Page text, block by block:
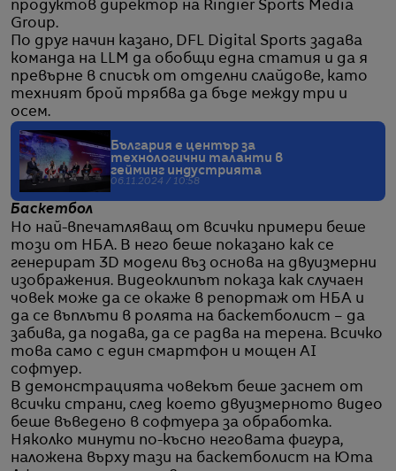
продуктов директор на Ringier Sports Media
Group.
По друг начин казано, DFL Digital Sports задава
команда на LLM да обобщи една статия и да я
превърне в списък от отделни слайдове, като
техният брой трябва да бъде между три и
осем.
България е център за
технологични таланти в
гейминг индустрията
06.11.2024 / 10:58
Баскетбол
Но най-впечатляващ от всички примери беше
този от НБА. В него беше показано как се
генерират 3D модели въз основа на двуизмерни
изображения. Видеоклипът показа как случаен
човек може да се окаже в репортаж от НБА и
да се въплъти в ролята на баскетболист – да
забива, да подава, да се радва на терена. Всичко
това само с един смартфон и мощен AI
софтуер.
В демонстрацията човекът беше заснет от
всички страни, след което двуизмерното видео
беше въведено в софтуера за обработка.
Няколко минути по-късно неговата фигура,
наложена върху тази на баскетболист на Юта